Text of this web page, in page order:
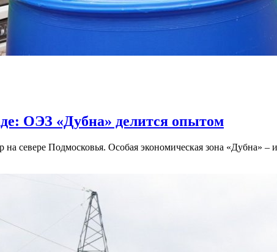
ОЭЗ «Дубна» делится опытом
севере Подмосковья. Особая экономическая зона «Дубна» –